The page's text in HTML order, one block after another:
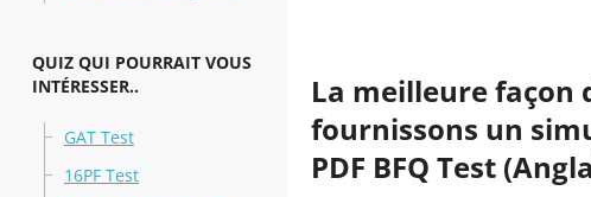
QUIZ QUI POURRAIT VOUS
INTÉRESSER..
GAT Test
16PF Test
La meilleure façon
fournissons un
PDF BFQ Test